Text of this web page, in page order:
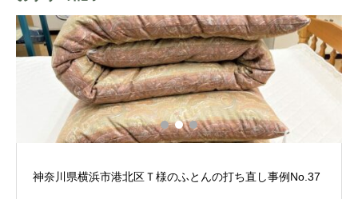
神奈川県横浜市港北区Ｔ様のふとんの打ち直し事例No.37